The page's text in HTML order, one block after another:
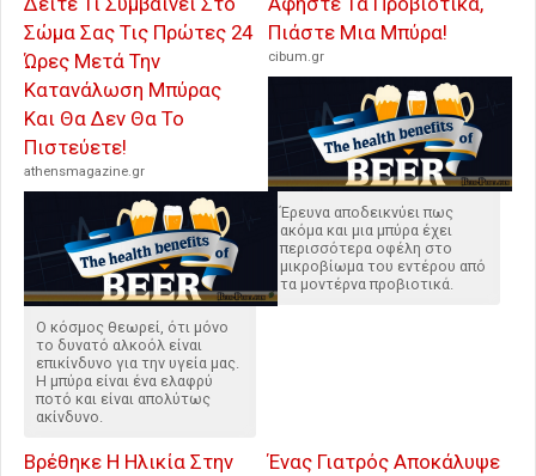
Σώμα Σας Τις Πρώτες 24
Ώρες Μετά Την
Κατανάλωση Μπύρας
Και Θα Δεν Θα Το
Πιστεύετε!
athensmagazine.gr
Ο κόσμος θεωρεί, ότι μόνο
το δυνατό αλκοόλ είναι
επικίνδυνο για την υγεία μας.
Η μπύρα είναι ένα ελαφρύ
ποτό και είναι απολύτως
ακίνδυνο.
Πιάστε Μια Μπύρα!
cibum.gr
Έρευνα αποδεικνύει πως
ακόμα και μια μπύρα έχει
περισσότερα οφέλη στο
μικροβίωμα του εντέρου από
τα μοντέρνα προβιοτικά.
Βρέθηκε Η Ηλικία Στην
Ένας Γιατρός Αποκάλυψε